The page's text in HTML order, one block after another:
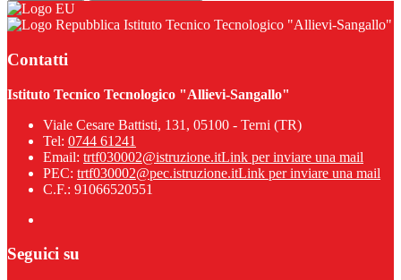
Istituto Tecnico Tecnologico "Allievi-Sangallo"
Contatti
Istituto Tecnico Tecnologico "Allievi-Sangallo"
Viale Cesare Battisti, 131, 05100 - Terni (TR)
Tel: 0744 61241
Email: trtf030002@istruzione.itLink per inviare una mail
PEC: trtf030002@pec.istruzione.itLink per inviare una mail
C.F.: 91066520551
Seguici su